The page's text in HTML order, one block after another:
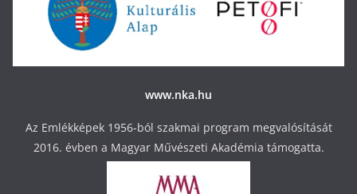
www.nka.hu
Az Emlékképek 1956-ból szakmai program megvalósítását
2016. évben a Magyar Művészeti Akadémia támogatta.